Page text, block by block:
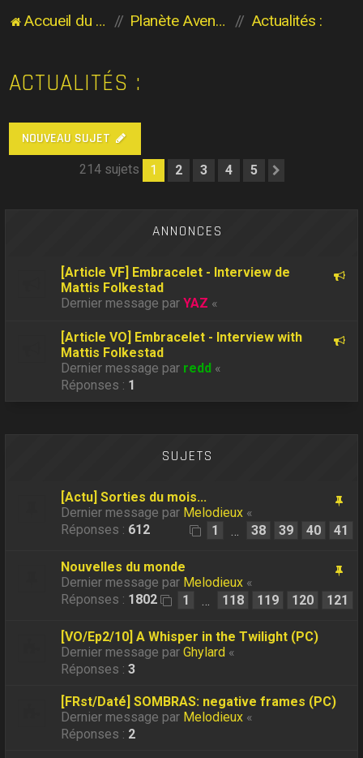
Accueil du forum Planète Aventure Actualités :
ACTUALITÉS :
NOUVEAU SUJET
214 sujets 1 2 3 4 5
ANNONCES
[Article VF] Embracelet - Interview de
Mattis Folkestad
Dernier message parYAZ «
[Article VO] Embracelet - Interview with
Mattis Folkestad
Dernier message par redd «
Réponses : 1
SUJETS
[Actu] Sorties du mois...
Dernier message par Melodieux «
Réponses : 612 1 … 38 39 40 41
Nouvelles du monde
Dernier message par Melodieux «
Réponses : 1802 1 … 118 119 120 121
[VO/Ep2/10] A Whisper in the Twilight (PC)
Dernier message parGhylard «
Réponses :3
[FRst/Daté] SOMBRAS: negative frames (PC)
Dernier message par Melodieux «
Réponses : 2